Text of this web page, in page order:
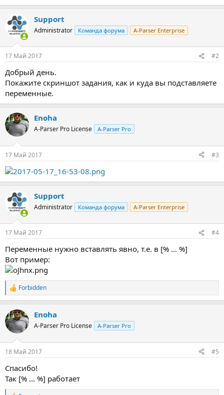
Support
Administrator Команда форума A-Parser Enterprise
17 Май 2017 #2
Добрый день.
Покажите скриншот задания, как и куда вы подставляете
переменные.
Enoha
A-Parser Pro License A-Parser Pro
17 Май 2017 #3
Support
Administrator Команда форума A-Parser Enterprise
17 Май 2017 #4
Переменные нужно вставлять явно, т.е. в [% ... %]
Вот пример:
Р
е
к
ц
и
Forbidden
Enoha
A-Parser Pro License A-Parser Pro
18 Май 2017 #5
Спасибо!
Так [% ... %] работает